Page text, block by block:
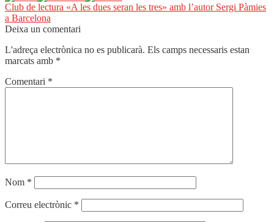
Navegació
d'entrades
Entrada
anterior:
Club de lectura «A les dues seran les tres» amb l’autor Sergi Pàmies
a Barcelona
Deixa un comentari
L'adreça electrònica no es publicarà. Els camps necessaris estan
marcats amb *
Comentari *
Nom *
Correu electrònic *